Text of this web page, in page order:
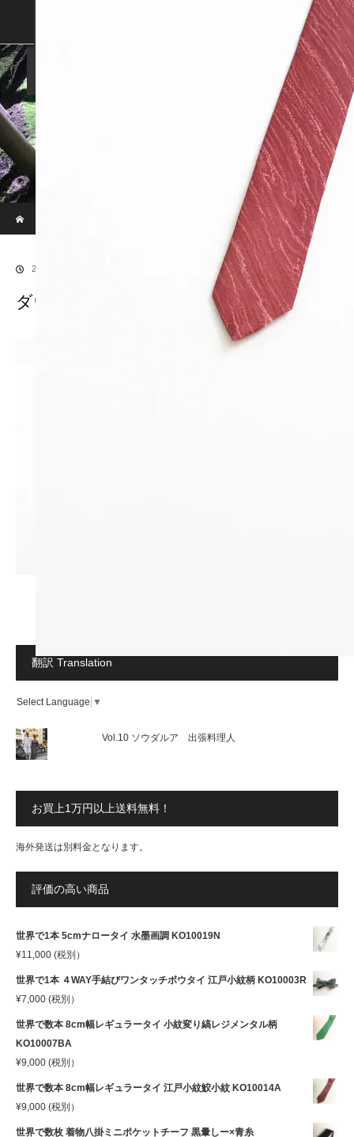
ALBUM
現代のサムライたちの時空間へ
2020.03.5
ダウンサイズ-2451
翻訳 Translation
Select Language ▼
Vol.10 ソウダルア 出張料理人
お買上1万円以上送料無料！
海外発送は別料金となります。
評価の高い商品
世界で1本 5cmナロータイ 水墨画調 KO10019N
¥11,000 (税別）
世界で1本 ４WAY手結びワンタッチボウタイ 江戸小紋柄 KO10003R
¥7,000 (税別）
世界で数本 8cm幅レギュラータイ 小紋変り縞レジメンタル柄
KO10007BA
¥9,000 (税別）
世界で数本 8cm幅レギュラータイ 江戸小紋鮫小紋 KO10014A
¥9,000 (税別）
世界で数枚 着物八掛ミニポケットチーフ 黒暈しー×青糸